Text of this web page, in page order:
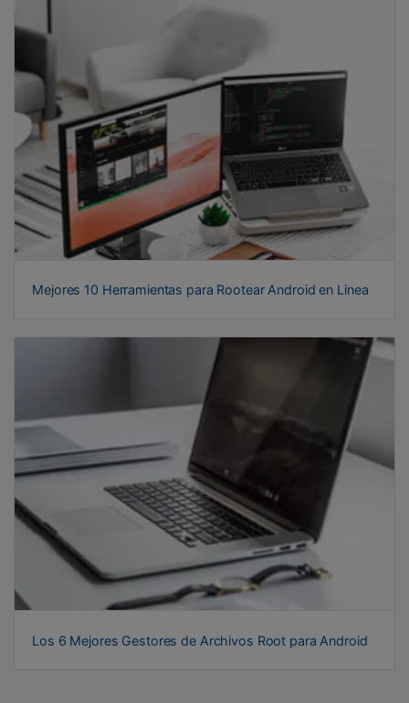
Mejores 10 Herramientas para Rootear Android en Linea
Los 6 Mejores Gestores de Archivos Root para Android